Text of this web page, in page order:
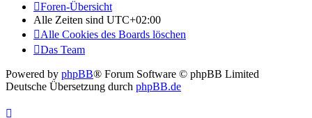
Foren-Übersicht
Alle Zeiten sind UTC+02:00
Alle Cookies des Boards löschen
Das Team
Powered by phpBB® Forum Software © phpBB Limited
Deutsche Übersetzung durch phpBB.de